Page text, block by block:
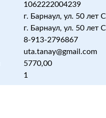
1062222004239
г. Барнаул, ул. 50 лет
г. Барнаул, ул. 50 лет
8-913-2796867
uta.tanay@gmail.com
5770,00
1